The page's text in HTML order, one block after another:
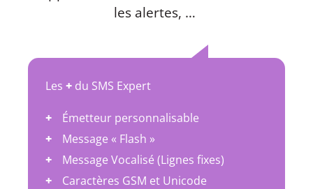
les alertes, …
Les + du SMS Expert
Émetteur personnalisable
Message « Flash »
Message Vocalisé (Lignes fixes)
Caractères GSM et Unicode